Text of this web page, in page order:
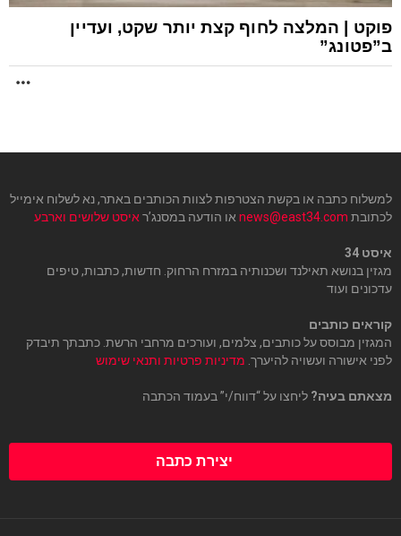
פוקט | המלצה לחוף קצת יותר שקט, ועדיין
ב”פטונג”
למשלוח כתבה או בקשת הצטרפות לצוות הכותבים באתר, נא לשלוח אימייל
לכתובת news@east34.com או הודעה במסנג’ר איסט שלושים וארבע
איסט 34
מגזין בנושא תאילנד ושכנותיה במזרח הרחוק. חדשות, כתבות, טיפים
עדכונים ועוד
קוראים כותבים
המגזין מבוסס על כותבים, צלמים, ועורכים מרחבי הרשת. כתבתך תיבדק
לפני אישורה ועשויה להיערך. מדיניות פרטיות ותנאי שימוש
מצאתם בעיה? ליחצו על “דווח/י” בעמוד הכתבה
יצירת כתבה